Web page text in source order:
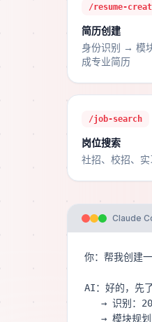
/resume-
简历创建
身份识别 → 模
成专业简历
/job-search
岗位搜索
社招、校招、
Claude
你：帮我创建
AI：好的，先